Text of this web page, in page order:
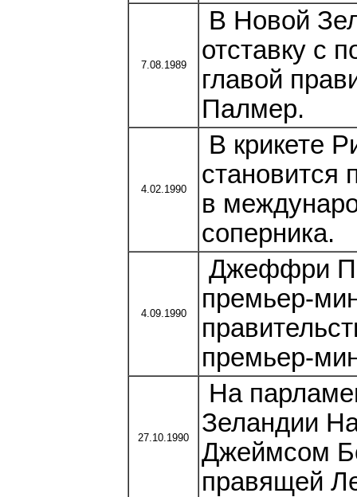
7.08.1989
В Новой
отставку с
главой
Палмер.
4.02.1990
В крикете
в
соперника.
4.09.1990
Джеффри
премьер-
премьер-
27.10.1990
На
Зеландии
Джеймсом
правящей